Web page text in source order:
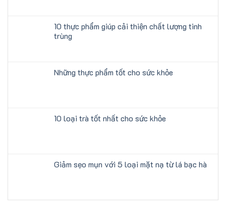
10 thực phẩm giúp cải thiện chất lượng tinh
trùng
Những thực phẩm tốt cho sức khỏe
10 loại trà tốt nhất cho sức khỏe
Giảm sẹo mụn với 5 loại mặt nạ từ lá bạc hà